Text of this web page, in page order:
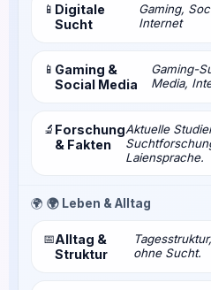
📱 Digitale
Sucht
Gaming,
Internet
📱 Gaming &
Social Media
Gaming-
Media,
🔬 Forschung
& Fakten
Aktuelle
Laiensprache.
🌍 🌍 Leben & Alltag
📅Alltag &
Struktur
ohne Sucht.